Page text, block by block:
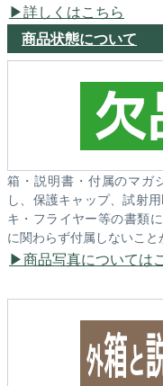
詳しくはこちら
商品状態について
箱・説明書・付属のマガ
し、保護キャップ、試射
キ・フライヤー等の書類
に関わらず付属しないこと
商品写真については